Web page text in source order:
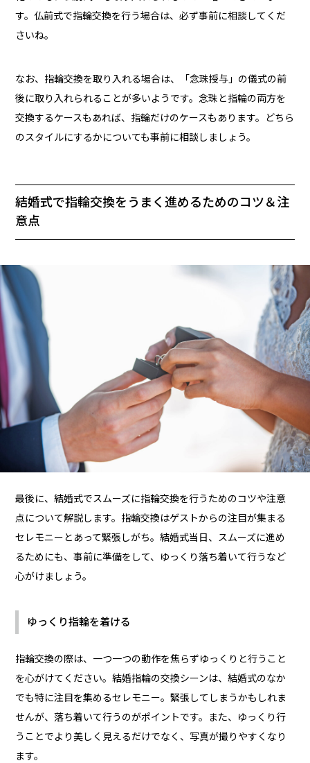
す。仏前式で指輪交換を行う場合は、必ず事前に相談してくだ
さいね。
なお、指輪交換を取り入れる場合は、「念珠授与」の儀式の前
後に取り入れられることが多いようです。念珠と指輪の両方を
交換するケースもあれば、指輪だけのケースもあります。どちら
のスタイルにするかについても事前に相談しましょう。
結婚式で指輪交換をうまく進めるためのコツ＆注
意点
最後に、結婚式でスムーズに指輪交換を行うためのコツや注意
点について解説します。指輪交換はゲストからの注目が集まる
セレモニーとあって緊張しがち。結婚式当日、スムーズに進め
るためにも、事前に準備をして、ゆっくり落ち着いて行うなど
心がけましょう。
ゆっくり指輪を着ける
指輪交換の際は、一つ一つの動作を焦らずゆっくりと行うこと
を心がけてください。結婚指輪の交換シーンは、結婚式のなか
でも特に注目を集めるセレモニー。緊張してしまうかもしれま
せんが、落ち着いて行うのがポイントです。また、ゆっくり行
うことでより美しく見えるだけでなく、写真が撮りやすくなり
ます。